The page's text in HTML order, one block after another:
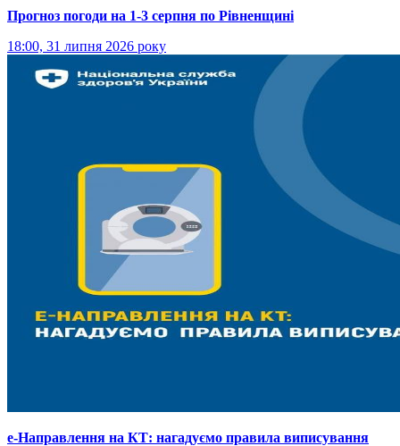
Прогноз погоди на 1-3 серпня по Рівненщині
18:00, 31 липня 2026 року
е-Направлення на КТ: нагадуємо правила виписування